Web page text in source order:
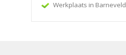
Werkplaats in Barneveld